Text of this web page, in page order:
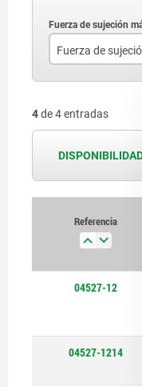
40
60
4de 4 entradas
Referencia
04527-12
04527-1214